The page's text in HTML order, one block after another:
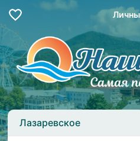
Лазаревское